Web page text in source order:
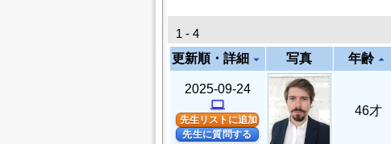
1 - 4
更新順・詳細 arrow_drop_down 写真 年齢arrow_drop_up
2025-09-24
computer
先生リストに追加
先生に質問する
46才